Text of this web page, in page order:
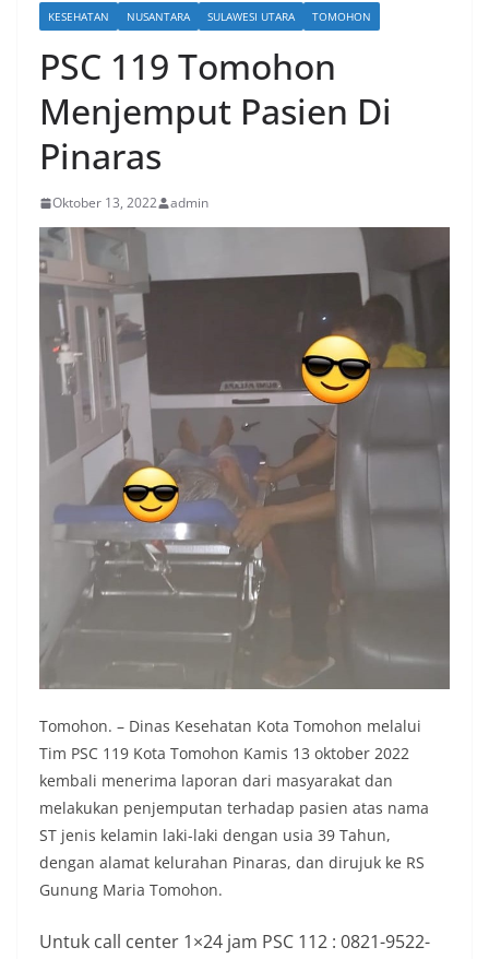
KESEHATAN NUSANTARA SULAWESI UTARA TOMOHON
PSC 119 Tomohon
Menjemput Pasien Di
Pinaras
Oktober 13, 2022 admin
Tomohon. – Dinas Kesehatan Kota Tomohon melalui
Tim PSC 119 Kota Tomohon Kamis 13 oktober 2022
kembali menerima laporan dari masyarakat dan
melakukan penjemputan terhadap pasien atas nama
ST jenis kelamin laki-laki dengan usia 39 Tahun,
dengan alamat kelurahan Pinaras, dan dirujuk ke RS
Gunung Maria Tomohon.
Untuk call center 1×24 jam PSC 112 : 0821-9522-